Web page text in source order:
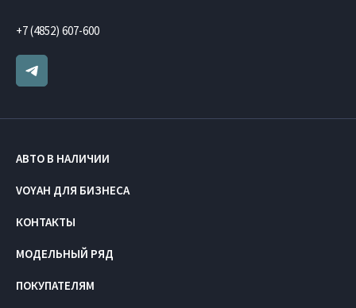
+7 (4852) 607-600
АВТО В НАЛИЧИИ
VOYAH ДЛЯ БИЗНЕСА
КОНТАКТЫ
МОДЕЛЬНЫЙ РЯД
ПОКУПАТЕЛЯМ